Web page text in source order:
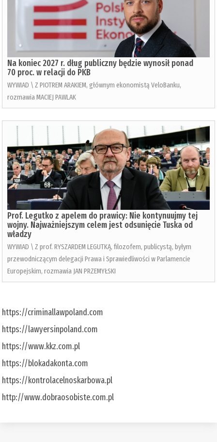
Na koniec 2027 r. dług publiczny będzie wynosił ponad
70 proc. w relacji do PKB
WYWIAD \ Z PIOTREM ARAKIEM, głównym ekonomistą VeloBanku,
rozmawia MACIEJ PAWLAK
Prof. Legutko z apelem do prawicy: Nie kontynuujmy tej
wojny. Najważniejszym celem jest odsunięcie Tuska od
władzy
WYWIAD \ Z prof. RYSZARDEM LEGUTKĄ, filozofem, publicystą, byłym
przewodniczącym delegacji Prawa i Sprawiedliwości w Parlamencie
Europejskim, rozmawia JAN PRZEMYŁSKI
https://criminallawpoland.com
https://lawyersinpoland.com
https://www.kkz.com.pl
https://blokadakonta.com
https://kontrolacelnoskarbowa.pl
http://www.dobraosobiste.com.pl